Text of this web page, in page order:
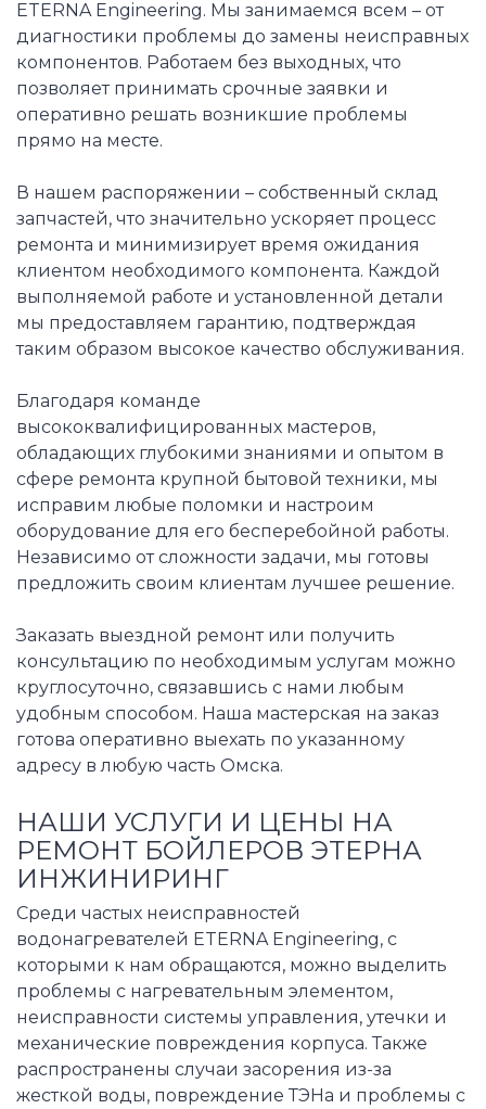
ETERNA Engineering. Мы занимаемся всем – от
диагностики проблемы до замены неисправных
компонентов. Работаем без выходных, что
позволяет принимать срочные заявки и
оперативно решать возникшие проблемы
прямо на месте.
В нашем распоряжении – собственный склад
запчастей, что значительно ускоряет процесс
ремонта и минимизирует время ожидания
клиентом необходимого компонента. Каждой
выполняемой работе и установленной детали
мы предоставляем гарантию, подтверждая
таким образом высокое качество обслуживания.
Благодаря команде
высококвалифицированных мастеров,
обладающих глубокими знаниями и опытом в
сфере ремонта крупной бытовой техники, мы
исправим любые поломки и настроим
оборудование для его бесперебойной работы.
Независимо от сложности задачи, мы готовы
предложить своим клиентам лучшее решение.
Заказать выездной ремонт или получить
консультацию по необходимым услугам можно
круглосуточно, связавшись с нами любым
удобным способом. Наша мастерская на заказ
готова оперативно выехать по указанному
адресу в любую часть Омска.
НАШИ УСЛУГИ И ЦЕНЫ НА
РЕМОНТ БОЙЛЕРОВ ЭТЕРНА
ИНЖИНИРИНГ
Среди частых неисправностей
водонагревателей ETERNA Engineering, с
которыми к нам обращаются, можно выделить
проблемы с нагревательным элементом,
неисправности системы управления, утечки и
механические повреждения корпуса. Также
распространены случаи засорения из-за
жесткой воды, повреждение ТЭНа и проблемы с